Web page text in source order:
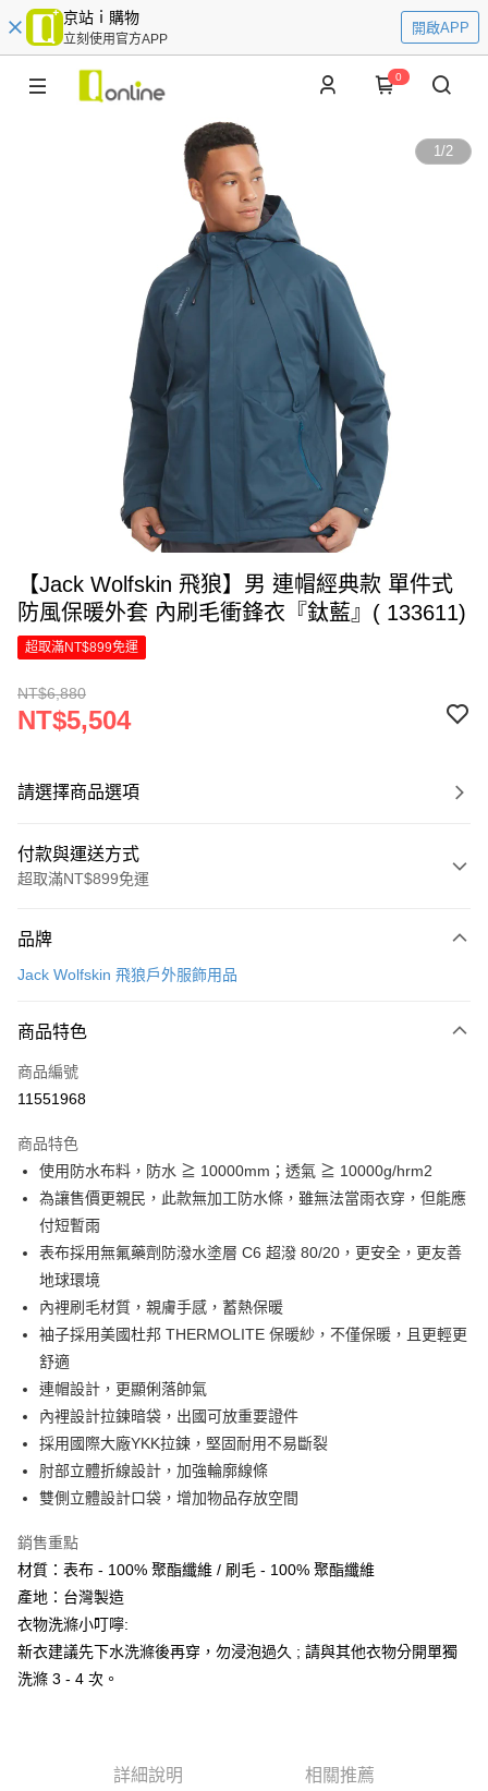
京站ｉ購物
立刻使用官方APP
開啟APP
0
1/2
【Jack Wolfskin 飛狼】男 連帽經典款 單件式
防風保暖外套 內刷毛衝鋒衣『鈦藍』( 133611)
超取滿NT$899免運
NT$6,880
NT$5,504
請選擇商品選項
付款與運送方式
超取滿NT$899免運
信用卡一次付款
6 期 0 利率 每期
合作金庫商業銀行
上海商業儲蓄銀行
臺灣中小企業銀行
匯豐（台灣）商業銀行
華泰商業銀行
聯邦商業銀行
遠東國際商業銀行
元大商業銀行
玉山商業銀行
星展（台灣）商業銀行
台灣樂天信用卡公司
LINE Pay
Apple Pay
街口支付
悠遊付
Google Pay
全盈+PAY
大哥付你分期
相關說明
【大哥付你分期使用說明】
1.本服務由台灣大哥大提供，台灣大哥大用戶可立即使用無須另外申請。
2.付款方式選擇「大哥付你分期」，訂單成立後會自動跳轉到大哥付的交易
流程，驗證手機門號後，選擇欲分期的期數、繳款截止日，確認付款後即完
成交易。
3.實際核准額度、可分期數及費用金額請依後續交易確認頁面所載為準。
4.訂單成立30分鐘內，如未前往確認交易或遇審核未通過，訂單將自動取
消。如遇「轉專審核」未通過狀況，表示未達大哥付你分期系統評分，恕無
【繳款方式說明】
醒簡訊。
2.透過簡訊連結打開帳單後，可選擇「超商條碼／台灣大直營門市／銀行轉
帳／街口支付／iPASS MONEY」等通路繳費。
【注意事項】
1.本服務係由「台灣大哥大股份有限公司」（以下簡稱本公司）所提供，讓
由本公司與您本人進行分期帳單所需資料之確認、核對及更正。
AFTEE先享後付
相關說明
AFTEE先享後付是「在收到商品之後才付款」的支付方式。 讓您購物簡單
便利好安心！
１．簡單：不需註冊會員、不需綁卡、不需儲值。
２．便利：只要手機號碼，簡訊認證，即可結帳。
【「AFTEE先享後付」結帳流程】
１．於結帳方式選擇「AFTEE先享後付」後，將跳轉至「AFTEE先享後付」
結帳頁面，進行簡訊認證並確認金額後，即可完成結帳。
２．訂單成立數日內，您將收到繳費通知簡訊。
３．收到繳費通知簡訊後14天內，點擊此簡訊中的連結，可透過四大超商／
※ 請注意：結帳手續完成當下不需立刻繳費，但若您需要取消訂單，請聯絡
是否繳費成功／繳費後需取消欲退款等相關疑問，請聯繫「AFTEE先享後付
客戶支援中心」https://netprotections.freshdesk.com/support/home
ATM付款
運送方式
付款後全家取貨
每筆NT$70，滿NT$899(含以上)免運費
付款後7-11取貨
每筆NT$70，滿NT$899(含以上)免運費
宅配
請自備購物袋，若需購買紙袋可現場詢問
品牌
Jack Wolfskin 飛狼戶外服飾用品
商品特色
商品編號
11551968
商品特色
使用防水布料，防水 ≧ 10000mm；透氣 ≧ 10000g/hrm2
為讓售價更親民，此款無加工防水條，雖無法當雨衣穿，但能應
付短暫雨
表布採用無氟藥劑防潑水塗層 C6 超潑 80/20，更安全，更友善
地球環境
內裡刷毛材質，親膚手感，蓄熱保暖
袖子採用美國杜邦 THERMOLITE 保暖紗，不僅保暖，且更輕更
舒適
連帽設計，更顯俐落帥氣
內裡設計拉鍊暗袋，出國可放重要證件
採用國際大廠YKK拉鍊，堅固耐用不易斷裂
肘部立體折線設計，加強輪廓線條
雙側立體設計口袋，增加物品存放空間
銷售重點
材質：表布 - 100% 聚酯纖維 / 刷毛 - 100% 聚酯纖維
產地：台灣製造
衣物洗滌小叮嚀:
新衣建議先下水洗滌後再穿，勿浸泡過久 ; 請與其他衣物分開單獨
洗滌 3 - 4 次。
詳細說明 相關推薦